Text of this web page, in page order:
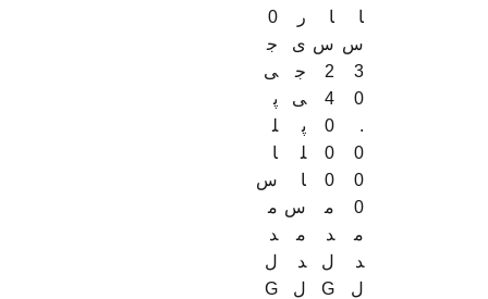
ا
س
3
0
.
0
0
0
م
د
ل
ا
س
2
4
0
0
0
م
د
ل
G
ر
ی
ج
ی
پ
ل
ا
س
م
د
ل
0
ج
ی‌
پ
ل
ا
س
م
د
ل
G